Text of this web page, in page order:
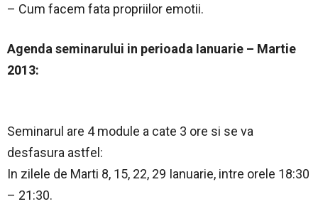
– Cum facem fata propriilor emotii.
Agenda seminarului in perioada Ianuarie – Martie
2013:
Seminarul are 4 module a cate 3 ore si se va
desfasura astfel:
In zilele de Marti 8, 15, 22, 29 Ianuarie, intre orele 18:30
– 21:30.